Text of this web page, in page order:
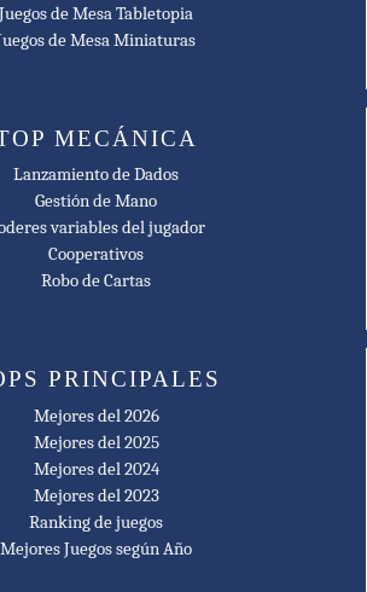
Juegos de Mesa Tabletopia
de Mesa Miniaturas
MECÁNICA
Lanzamiento de Dados
Gestión de Mano
variables del jugador
Cooperativos
Robo de Cartas
PRINCIPALES
Mejores del 2026
Mejores del 2025
Mejores del 2024
Mejores del 2023
Ranking de juegos
Mejores Juegos según Año